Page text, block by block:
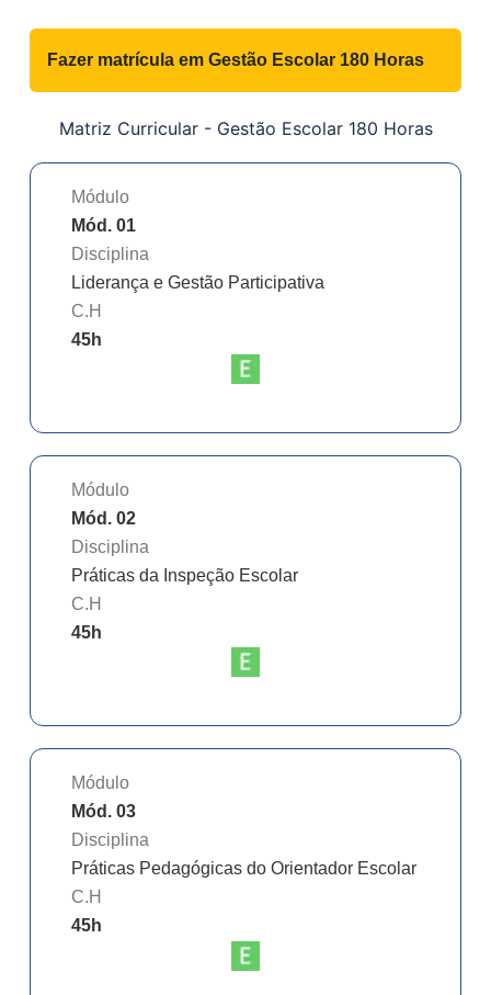
Fazer matrícula em Gestão Escolar 180 Horas
Matriz Curricular - Gestão Escolar 180 Horas
Módulo
Mód. 01
Disciplina
Liderança e Gestão Participativa
C.H
45h
Módulo
Mód. 02
Disciplina
Práticas da Inspeção Escolar
C.H
45h
Módulo
Mód. 03
Disciplina
Práticas Pedagógicas do Orientador Escolar
C.H
45h